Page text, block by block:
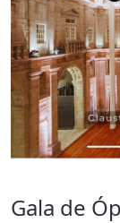
para
Gala de